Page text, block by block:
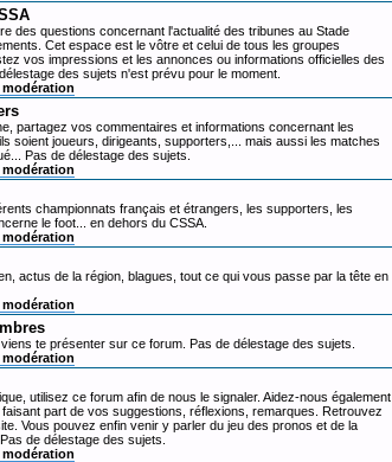
des questions concernant l'actualité des tribunes au Stade
Cet espace est le vôtre et celui de tous les groupes
vos impressions et les annonces ou informations officielles des
des sujets n'est prévu pour le moment.
partagez vos commentaires et informations concernant les
soient joueurs, dirigeants, supporters,... mais aussi les matches
Pas de délestage des sujets.
championnats français et étrangers, les supporters, les
le foot... en dehors du CSSA.
actus de la région, blagues, tout ce qui vous passe par la tête en
te présenter sur ce forum. Pas de délestage des sujets.
utilisez ce forum afin de nous le signaler. Aidez-nous également
part de vos suggestions, réflexions, remarques. Retrouvez
Vous pouvez enfin venir y parler du jeu des pronos et de la
de délestage des sujets.